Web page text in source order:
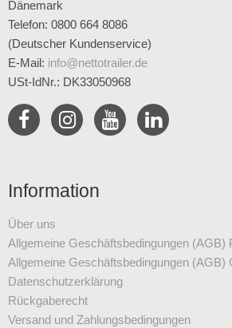
Dänemark
Telefon: 0800 664 8086
(Deutscher Kundenservice)
E-Mail: info@nettotrailer.de
USt-IdNr.: DK33050968
Information
Über uns
Allgemeine Geschäftsbedingungen (AGB)
Allgemeine Geschäftsbedingungen (AGB)
Datenschutz­erklärung
Rückgaberecht
Versand und Zahlungsbedingungen